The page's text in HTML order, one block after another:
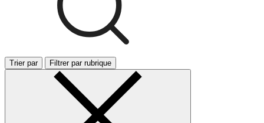
Trier par Filtrer par rubrique